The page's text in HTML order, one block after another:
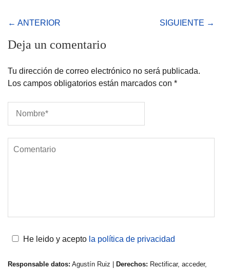
← ANTERIOR SIGUIENTE →
Deja un comentario
Tu dirección de correo electrónico no será publicada.
Los campos obligatorios están marcados con *
He leido y acepto la política de privacidad
Responsable datos: Agustín Ruiz | Derechos: Rectificar, acceder,